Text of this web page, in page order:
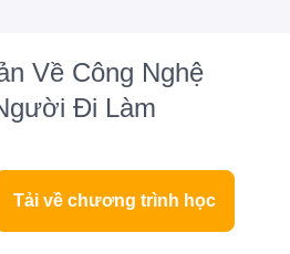
Về Công Nghệ
Đi Làm
Tải về chương trình học